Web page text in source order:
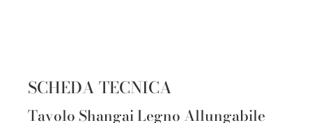
SCHEDA TECNICA
Tavolo Shangai Legno Allungabile